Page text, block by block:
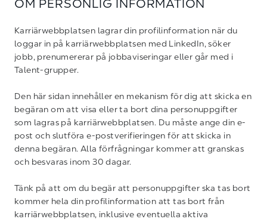
OM PERSONLIG INFORMATION
Karriärwebbplatsen lagrar din profilinformation när du
loggar in på karriärwebbplatsen med LinkedIn, söker
jobb, prenumererar på jobbaviseringar eller går med i
Talent-grupper.
Den här sidan innehåller en mekanism för dig att skicka en
begäran om att visa eller ta bort dina personuppgifter
som lagras på karriärwebbplatsen. Du måste ange din e-
post och slutföra e-postverifieringen för att skicka in
denna begäran. Alla förfrågningar kommer att granskas
och besvaras inom 30 dagar.
Tänk på att om du begär att personuppgifter ska tas bort
kommer hela din profilinformation att tas bort från
karriärwebbplatsen, inklusive eventuella aktiva